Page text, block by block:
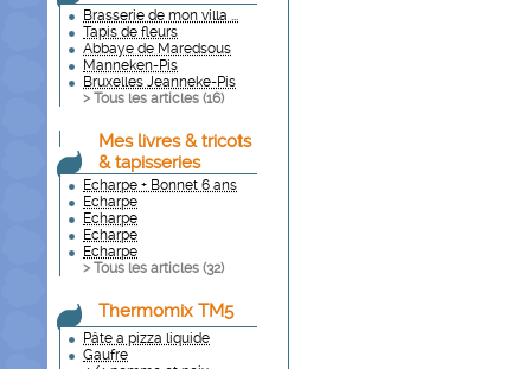
Brasserie de mon villa ...
Tapis de fleurs
Abbaye de Maredsous
Manneken-Pis
Bruxelles Jeanneke-Pis
> Tous les articles (16)
Mes livres & tricots
& tapisseries
Echarpe + Bonnet 6 ans
Echarpe
Echarpe
Echarpe
Echarpe
> Tous les articles (32)
Thermomix TM5
Pâte a pizza liquide
Gaufre